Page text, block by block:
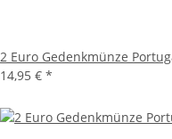
2 Euro Gedenkmünze
14,95 € *